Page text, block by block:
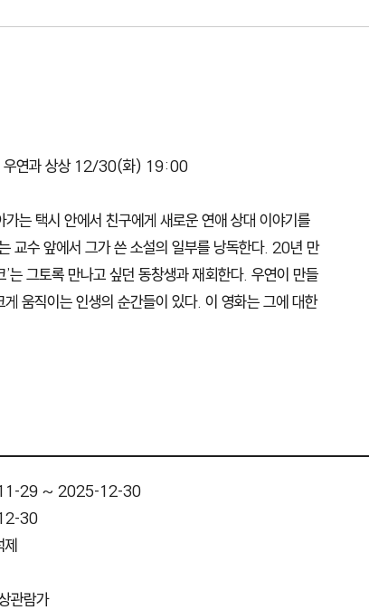
우연과 상상 12/30(화) 19:00
가는 택시 안에서 친구에게 새로운 연애 상대 이야기를
교수 앞에서 그가 쓴 소설의 일부를 낭독한다. 20년 만
’는 그토록 만나고 싶던 동창생과 재회한다. 우연이 만들
움직이는 인생의 순간들이 있다. 이 영화는 그에 대한
29 ~ 2025-12-30
30
제
관람가